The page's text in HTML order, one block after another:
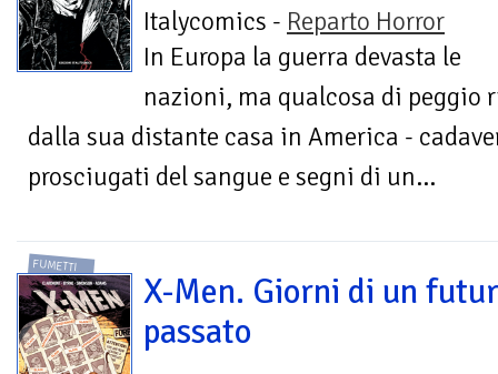
Italycomics - Reparto Horror
In Europa la guerra devasta le
nazioni, ma qualcosa di peggio
dalla sua distante casa in America -
prosciugati del sangue e segni di un...
FUMETTI
X-Men. Giorni di un
passato